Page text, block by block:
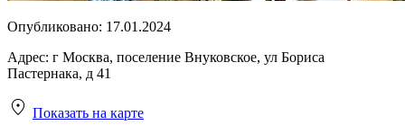
Опубликовано: 17.01.2024
Адрес: г Москва, поселение Внуковское, ул Бориса
Пастернака, д 41
Показать на карте